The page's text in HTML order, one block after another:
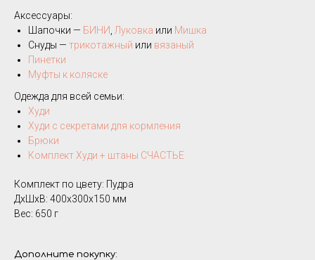
Аксессуары:
Шапочки — БИНИ Луковка или Мишка
Снуды — трикотажный или вязаный
Пинетки
Муфты к коляске
Одежда для всей семьи:
Худи
Худи с секретами для кормления
Брюки
Комплект Худи + штаны СЧАСТЬЕ
Комплект по цвету: Пудра
ДxШxВ: 400x300x150 мм
Вес: 650 г
Дополните покупку: